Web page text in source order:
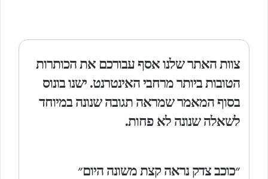
צוות האתר שלנו אסף עבורכם את הכותרות
הטובות ביותר מרחבי האינטרנט. ישנו בונוס
בסוף המאמר שמראה תגובה שנונה במיוחד
לשאלה שנונה לא פחות.
״כוכב צדק נראה קצת משונה היום״